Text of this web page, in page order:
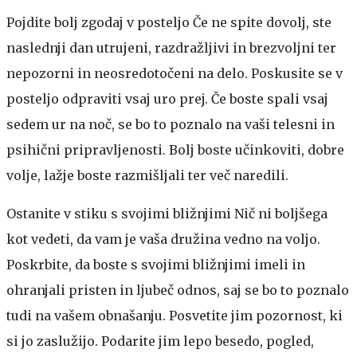
Pojdite bolj zgodaj v posteljo Če ne spite dovolj, ste
naslednji dan utrujeni, razdražljivi in brezvoljni ter
nepozorni in neosredotočeni na delo. Poskusite se v
posteljo odpraviti vsaj uro prej. Če boste spali vsaj
sedem ur na noč, se bo to poznalo na vaši telesni in
psihični pripravljenosti. Bolj boste učinkoviti, dobre
volje, lažje boste razmišljali ter več naredili.
Ostanite v stiku s svojimi bližnjimi Nič ni boljšega
kot vedeti, da vam je vaša družina vedno na voljo.
Poskrbite, da boste s svojimi bližnjimi imeli in
ohranjali pristen in ljubeč odnos, saj se bo to poznalo
tudi na vašem obnašanju. Posvetite jim pozornost, ki
si jo zaslužijo. Podarite jim lepo besedo, pogled,